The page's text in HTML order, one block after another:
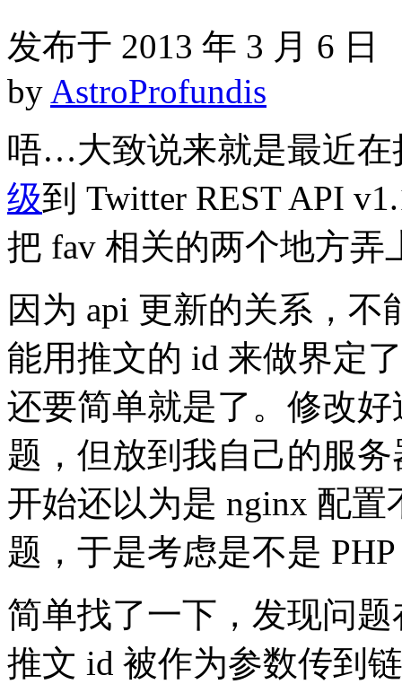
发布于 2013 年 3 月 6 日
by AstroProfundis
唔…大致说来就是最近在
级到 Twitter REST API
把 fav 相关的两个地方弄
因为 api 更新的关系，
能用推文的 id 来做界定
还要简单就是了。修改
题，但放到我自己的服
开始还以为是 nginx 配
题，于是考虑是不是
简单找了一下，发现问
推文 id 被作为参数传到